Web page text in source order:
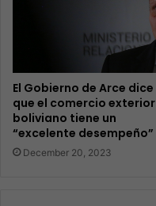
El Gobierno de Arce dice
que el comercio exterior
boliviano tiene un
“excelente desempeño”
December 20, 2023